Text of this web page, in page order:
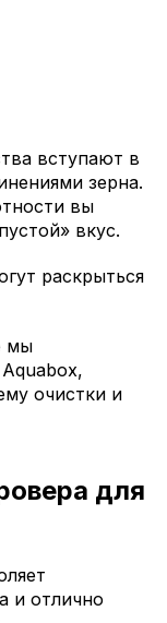
вступают в
зерна.
вы
вкус.
раскрыться
мы
очистки и
для
и отлично